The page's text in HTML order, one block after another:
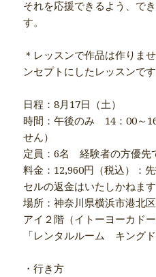
それを応援できるよう、で
す。
＊レッスンで作品は作りま
ンセプトにしたレッスンです
日程：8月17日（土）
時間：午後のみ 14：00～
せん）
定員：6名 経験者の方優先
料金：12,960円（税込）：
セルの返金はいたしかねます
場所：神奈川県横浜市港北
アイ２階（イトーヨーカドー
「レンタルルーム キングド
・行き方